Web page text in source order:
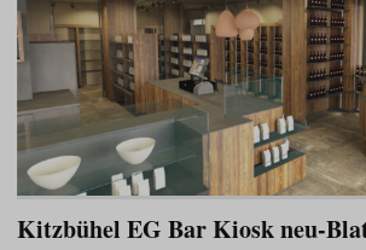
Kitzbühel EG Bar Kiosk neu-